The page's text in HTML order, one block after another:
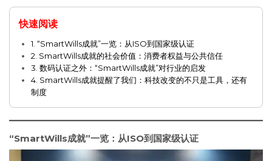
快速阅读
1. “SmartWills成就”一览：从ISO到国家级认证
2. SmartWills成就的社会价值：消费者权益与公共信任
3. 数码认证之外：“SmartWills成就”对行业的启发
4. SmartWills成就提醒了我们：科技改变的不只是工具，还有
制度
“SmartWills成就”一览：从ISO到国家级认证